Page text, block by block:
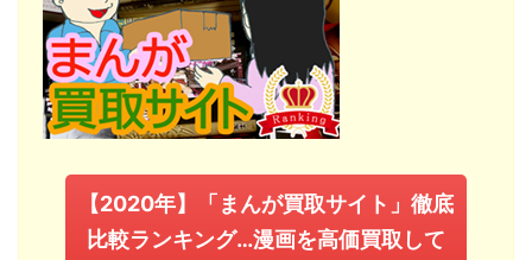
【2020年】「まんが買取サイト」徹底
比較ランキング…漫画を高価買取して